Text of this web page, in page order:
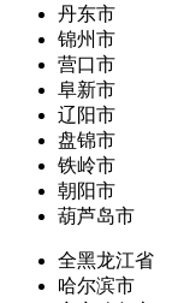
丹东市
锦州市
营口市
阜新市
辽阳市
盘锦市
铁岭市
朝阳市
葫芦岛市
全黑龙江省
哈尔滨市